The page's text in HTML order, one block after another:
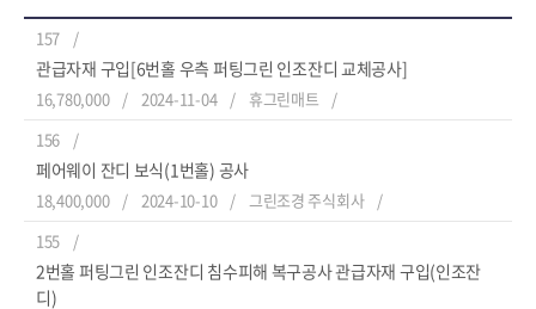
157
관급자재 구입[6번홀 우측 퍼팅그린 인조잔디 교체공사]
16,780,000 2024-11-04
휴그린매트
156
페어웨이 잔디 보식(1번홀) 공사
18,400,000 2024-10-10
그린조경 주식회사
155
2번홀 퍼팅그린 인조잔디 침수피해 복구공사 관급자재 구입(인조잔
디)